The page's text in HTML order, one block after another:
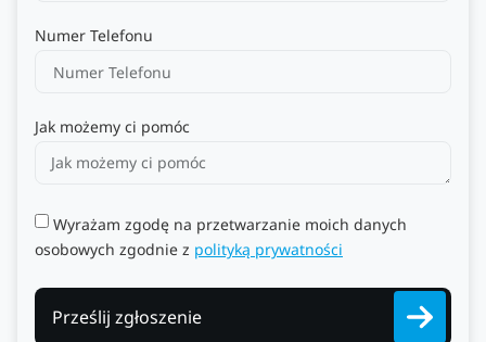
Numer Telefonu
Jak możemy ci pomóc
Wyrażam zgodę na przetwarzanie moich danych
osobowych zgodnie z polityką prywatności
Prześlij zgłoszenie